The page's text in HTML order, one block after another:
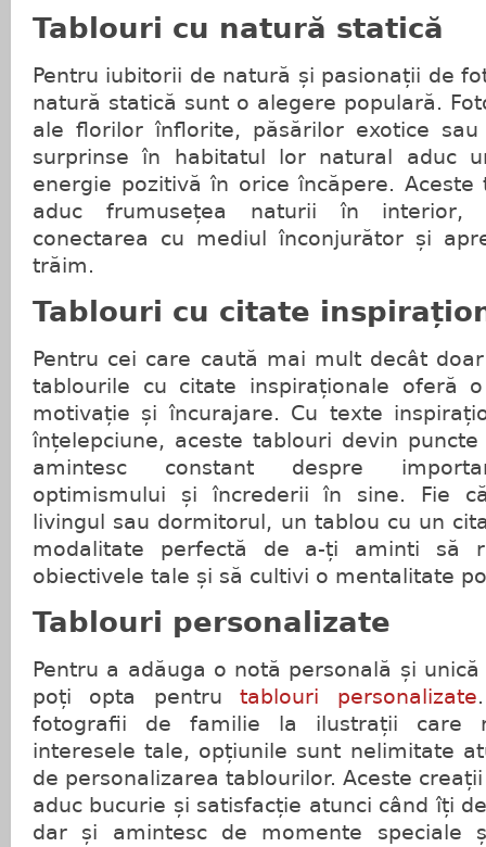
Tablouri cu natură statică
Pentru iubitorii de natură și pasionații de
natură statică sunt o alegere populară.
ale florilor înflorite, păsărilor exotice sau
surprinse în habitatul lor natural aduc
energie pozitivă în orice încăpere.
aduc frumusețea naturii în interior,
conectarea cu mediul înconjurător și
trăim.
Tablouri cu citate
Pentru cei care caută mai mult decât
tablourile cu citate inspiraționale oferă
motivație și încurajare. Cu texte
înțelepciune, aceste tablouri devin
amintesc constant despre
optimismului și încrederii în sine. Fie
livingul sau dormitorul, un tablou cu un
modalitate perfectă de a-ți aminti să
obiectivele tale și să cultivi o mentalitate
Tablouri personalizate
Pentru a adăuga o notă personală și
poți opta pentrutablouri personalizate
fotografii de familie la ilustrații care
interesele tale, opțiunile sunt nelimitate
de personalizarea tablourilor. Aceste
aduc bucurie și satisfacție atunci când îți
dar și amintesc de momente speciale